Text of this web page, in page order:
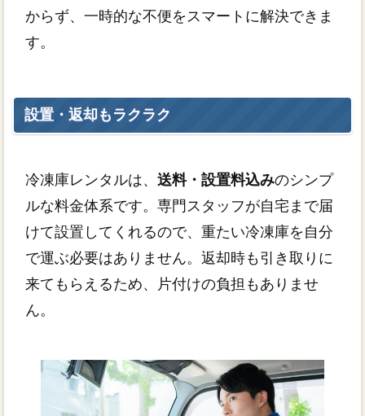
からず、一時的な不便をスマートに解決できま
す。
設置・返却もラクラク
冷凍庫レンタルは、 送料・設置料込みのシンプ
ルな料金体系です。専門スタッフが自宅まで届
けて設置してくれるので、重たい冷凍庫を自分
で運ぶ必要はありません。返却時も引き取りに
来てもらえるため、片付けの負担もありませ
ん。